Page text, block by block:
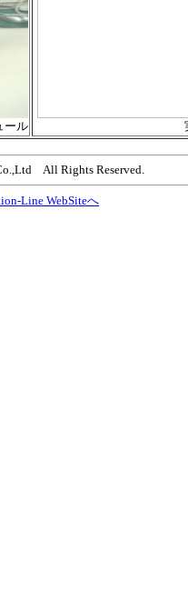
ール
All Rights Reserved.
Line WebSiteへ